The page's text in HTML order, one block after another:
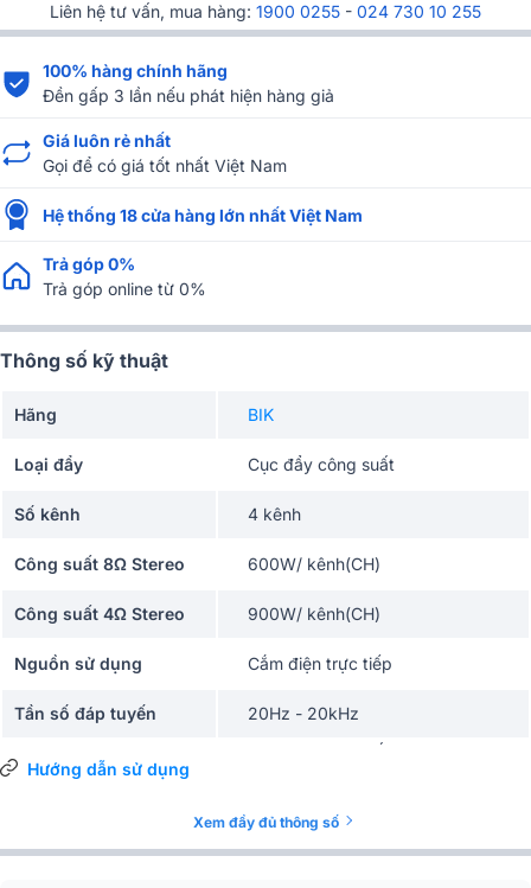
Liên hệ tư vấn, mua hàng: 1900 0255 - 024 730 10 255
100% hàng chính hãng
Đền gấp 3 lần nếu phát hiện hàng giả
Giá luôn rẻ nhất
Gọi để có giá tốt nhất Việt Nam
Hệ thống 18 cửa hàng lớn nhất Việt Nam
Trả góp 0%
Trả góp online từ 0%
Thông số kỹ thuật
Hãng BIK
Loại đẩy Cục đẩy công suất
Số kênh 4 kênh
Công suất 8Ω Stereo 600W/ kênh(CH)
Công suất 4Ω Stereo 900W/ kênh(CH)
Nguồn sử dụng Cắm điện trực tiếp
Tần số đáp tuyến 20Hz - 20kHz
Ứng dụng mở rộng
Karaoke, Sân khấu, Gia đình, Sự
Đen
Phân khúc Tiêu chuẩn
Hướng dẫn sử dụng
Xem đầy đủ thông số